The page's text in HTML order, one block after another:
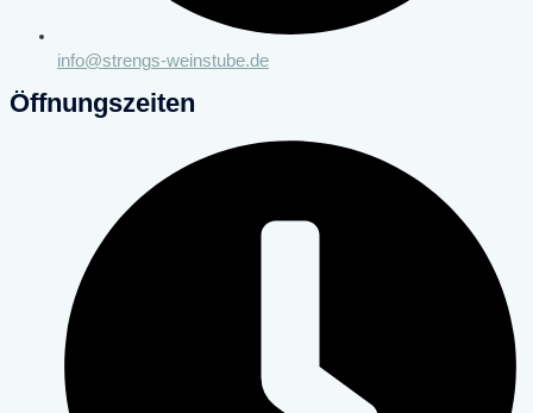
info@strengs-weinstube.de
Öffnungszeiten